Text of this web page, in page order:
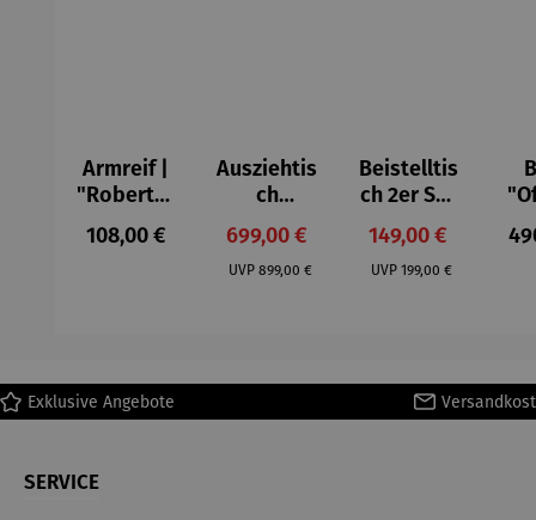
Armreif |
"Roberta"
– Anna
Mütz
Regulärer Preis:
108,00 €
Ausziehtis
ch
Aluminium
– Valor
Verkaufspreis:
699,00 €
UVP Regulärer Preis:
899,00 €
Beistelltis
ch 2er Set
– Dalias
Verkaufspreis:
149,00 €
UVP Regulärer Preis:
199,00 €
Exklusive Angebote
SERVICE